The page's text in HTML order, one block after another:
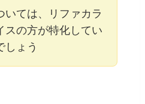
いては、リファカラ
スの方が特化してい
しょう